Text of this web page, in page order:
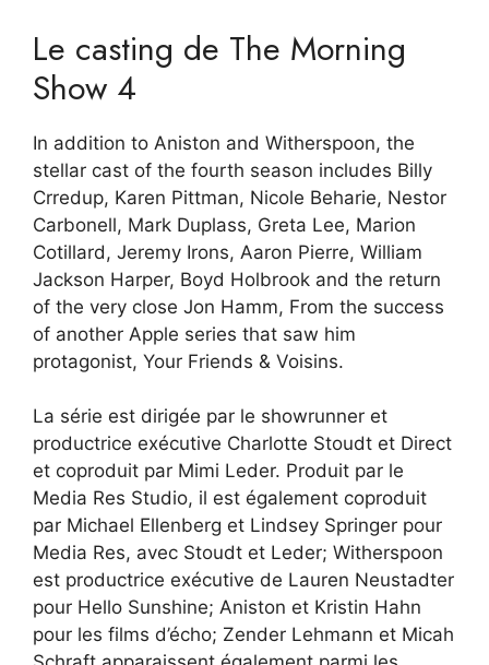
Le casting de The Morning
Show 4
In addition to Aniston and Witherspoon, the
stellar cast of the fourth season includes Billy
Crredup, Karen Pittman, Nicole Beharie, Nestor
Carbonell, Mark Duplass, Greta Lee, Marion
Cotillard, Jeremy Irons, Aaron Pierre, William
Jackson Harper, Boyd Holbrook and the return
of the very close Jon Hamm, From the success
of another Apple series that saw him
protagonist, Your Friends & Voisins.
La série est dirigée par le showrunner et
productrice exécutive Charlotte Stoudt et Direct
et coproduit par Mimi Leder. Produit par le
Media Res Studio, il est également coproduit
par Michael Ellenberg et Lindsey Springer pour
Media Res, avec Stoudt et Leder; Witherspoon
est productrice exécutive de Lauren Neustadter
pour Hello Sunshine; Aniston et Kristin Hahn
pour les films d’écho; Zender Lehmann et Micah